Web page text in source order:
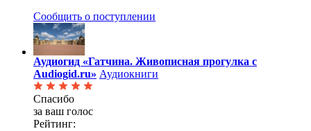
Сообщить о поступлении
Аудиогид «Гатчина. Живописная прогулка с
Audiogid.ru» Аудиокниги
Спасибо
за ваш голос
Рейтинг: